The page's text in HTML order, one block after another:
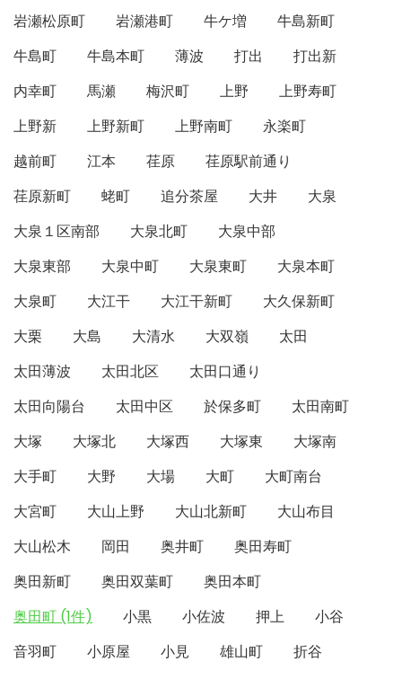
岩瀬松原町
岩瀬港町 牛ケ増
牛島新町
牛島町
牛島本町 薄波 打出
打出新
内幸町
馬瀬 梅沢町 上野
上野寿町
上野新
上野新町 上野南町
永楽町
越前町
江本 荏原
荏原駅前通り
荏原新町
蛯町 追分茶屋 大井
大泉
大泉１区南部
大泉北町
大泉中部
大泉東部
大泉中町 大泉東町
大泉本町
大泉町
大江干 大江干新町
大久保新町
大栗
大島 大清水 大双嶺
太田
太田薄波
太田北区
太田口通り
太田向陽台
太田中区 於保多町
太田南町
大塚
大塚北 大塚西 大塚東
大塚南
大手町
大野 大場 大町
大町南台
大宮町
大山上野 大山北新町
大山布目
大山松木
岡田 奥井町
奥田寿町
奥田新町
奥田双葉町
奥田本町
奥田町 (1件)
小黒 小佐波 押上
小谷
音羽町
小原屋 小見 雄山町
折谷